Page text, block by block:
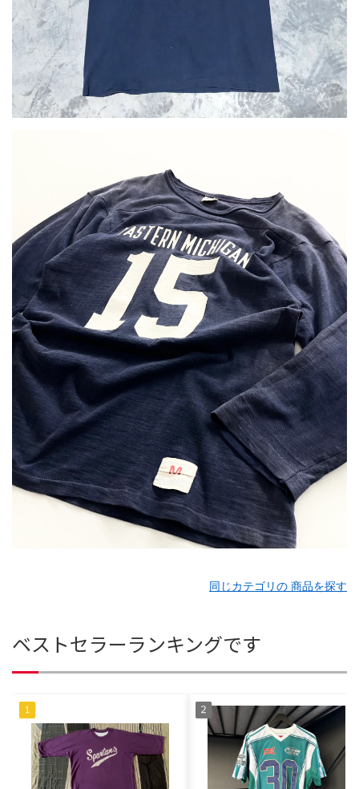
同じカテゴリの 商品を探す
ベストセラーランキングです